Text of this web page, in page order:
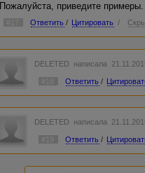
Пожалуйста, приведите
Ответить / Цитировать /
DELETED написала
Ответить /
DELETED написала
Ответить /